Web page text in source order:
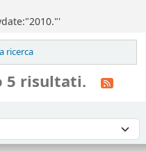
ricerca
5 risultati.